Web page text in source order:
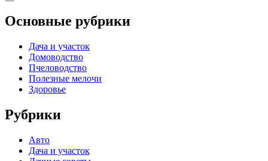
Основные рубрики
Дача и участок
Домоводство
Пчеловодство
Полезные мелочи
Здоровье
Рубрики
Авто
Дача и участок